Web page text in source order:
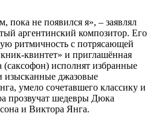
пока не появился я», – заявлял
аргентинский композитор. Его
ритмичность с потрясающей
квинтет» и приглашённая
исполнят избранные
изысканные джазовые
умело сочетавшего классику и
прозвучат шедевры Дюка
и Виктора Янга.